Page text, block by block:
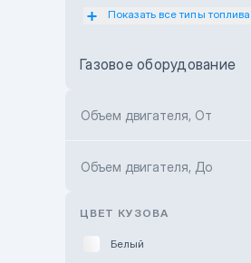
Subaru Motor Almaty
Toyota Kokshetau
Hyundai ShymCity
Показать все типы топлива
Газовое оборудование
Объем двигателя, От
Объем двигателя, До
ЦВЕТ КУЗОВА
Белый